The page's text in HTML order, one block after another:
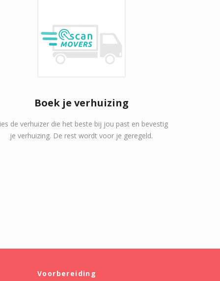
Boek je verhuizing
de verhuizer die het beste bij jou past en bevestig
je verhuizing. De rest wordt voor je geregeld.
Voorbereiding